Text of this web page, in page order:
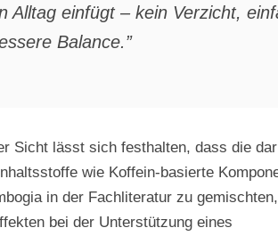
Alltag einfügt – kein Verzicht,
Balance.”
Sicht lässt sich festhalten, dass die
wie Koffein-basierte
in der Fachliteratur zu
bei der Unterstützung eines